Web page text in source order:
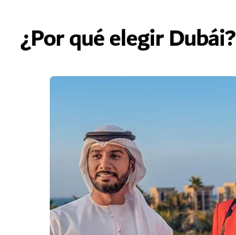
¿Por qué elegir Dubái?